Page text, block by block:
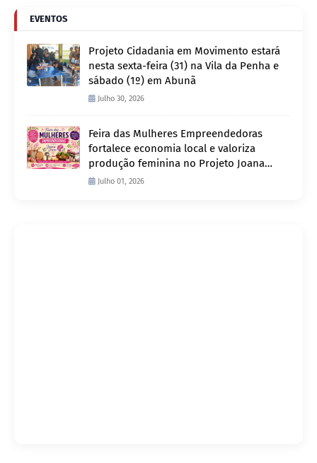
EVENTOS
Projeto Cidadania em Movimento estará
nesta sexta-feira (31) na Vila da Penha e
sábado (1º) em Abunã
Julho 30, 2026
Feira das Mulheres Empreendedoras
fortalece economia local e valoriza
produção feminina no Projeto Joana
D’Arc
Julho 01, 2026